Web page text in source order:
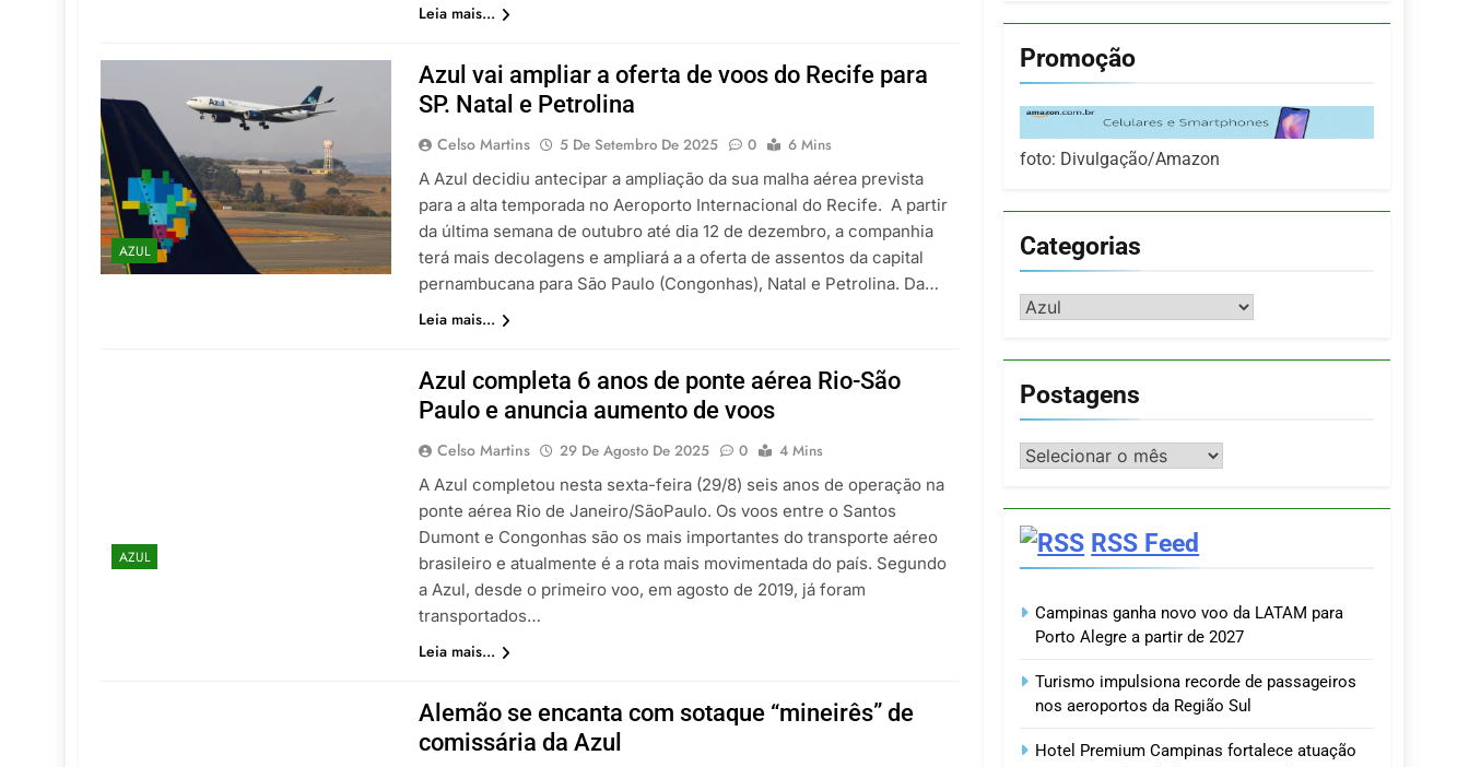
Leia mais...
AZUL
Azul vai ampliar a oferta de voos do Recife para
SP. Natal e Petrolina
Celso Martins 5 De Setembro De 2025 0
6 Mins
A Azul decidiu antecipar a ampliação da sua malha aérea prevista
para a alta temporada no Aeroporto Internacional do Recife. A partir
da última semana de outubro até dia 12 de dezembro, a companhia
terá mais decolagens e ampliará a a oferta de assentos da capital
pernambucana para São Paulo (Congonhas), Natal e Petrolina. Da…
Leia mais...
AZUL
Azul completa 6 anos de ponte aérea Rio-São
Paulo e anuncia aumento de voos
Celso Martins 29 De Agosto De 2025 0
4 Mins
A Azul completou nesta sexta-feira (29/8) seis anos de operação na
ponte aérea Rio de Janeiro/SãoPaulo. Os voos entre o Santos
Dumont e Congonhas são os mais importantes do transporte aéreo
brasileiro e atualmente é a rota mais movimentada do país. Segundo
a Azul, desde o primeiro voo, em agosto de 2019, já foram
transportados…
Leia mais...
Alemão se encanta com sotaque “mineirês” de
comissária da Azul
Promoção
foto: Divulgação/Amazon
Categorias
Categorias
Postagens
Postagens
RSS Feed
Campinas ganha novo voo da LATAM para
Porto Alegre a partir de 2027
Turismo impulsiona recorde de passageiros
nos aeroportos da Região Sul
Hotel Premium Campinas fortalece atuação